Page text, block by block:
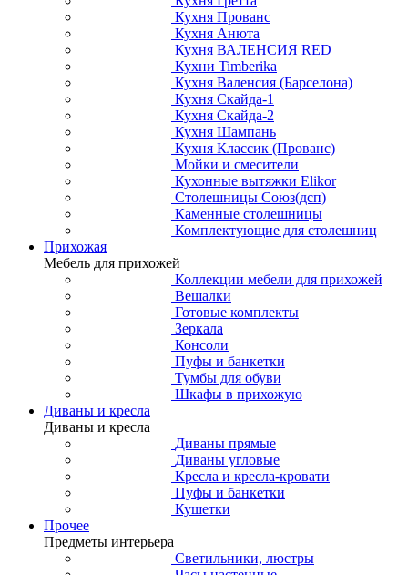
Кухня Прованс
Кухня Анюта
Кухня ВАЛЕНСИЯ RED
Кухни Timberika
Кухня Валенсия (Барселона)
Кухня Скайда-1
Кухня Скайда-2
Кухня Шампань
Кухня Классик (Прованс)
Мойки и смесители
Кухонные вытяжки Elikor
Столешницы Союз(дсп)
Каменные столешницы
Комплектующие для столешниц
Прихожая
Мебель для прихожей
Коллекции мебели для прихожей
Вешалки
Готовые комплекты
Зеркала
Консоли
Пуфы и банкетки
Тумбы для обуви
Шкафы в прихожую
Диваны и кресла
Диваны и кресла
Диваны прямые
Диваны угловые
Кресла и кресла-кровати
Пуфы и банкетки
Кушетки
Прочее
Предметы интерьера
Светильники, люстры